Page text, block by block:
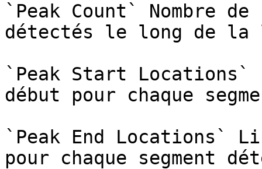
`Peak Count` Nombre
détectés le long de la
`Peak Start Locations`
début pour chaque
`Peak End Locations`
pour chaque segment